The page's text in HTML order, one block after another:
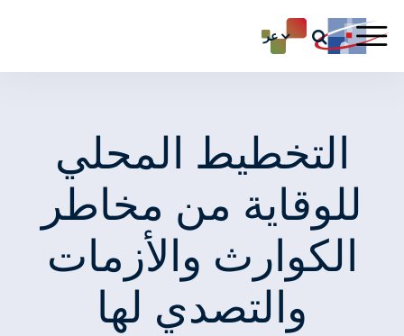
عر
التخطيط المحلي
للوقاية من مخاطر
الكوارث والأزمات
والتصدي لها